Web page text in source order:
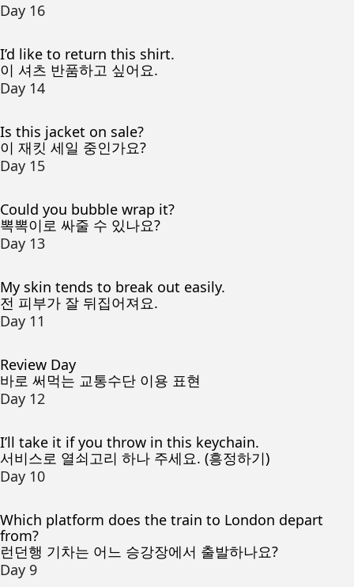
Day 16
I’d like to return this shirt.
이 셔츠 반품하고 싶어요.
Day 14
Is this jacket on sale?
이 재킷 세일 중인가요?
Day 15
Could you bubble wrap it?
뽁뽁이로 싸줄 수 있나요?
Day 13
My skin tends to break out easily.
전 피부가 잘 뒤집어져요.
Day 11
Review Day
바로 써먹는 교통수단 이용 표현
Day 12
I’ll take it if you throw in this keychain.
서비스로 열쇠고리 하나 주세요. (흥정하기)
Day 10
Which platform does the train to London depart
from?
런던행 기차는 어느 승강장에서 출발하나요?
Day 9